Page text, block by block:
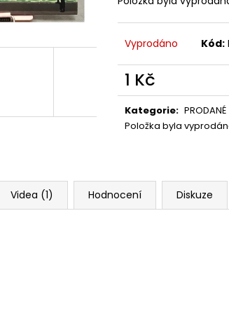
Vyprodáno Kód:
1 Kč
Měrná
cena:
Kategorie: PRODANÉ
Položka byla
Videa (1) Hodnocení Diskuze
PINK FLOYD – THE PIPER AT THE
OF DAWN CD